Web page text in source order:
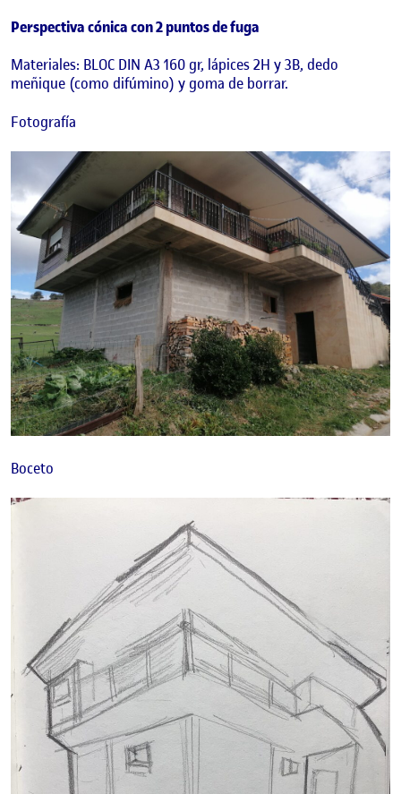
Perspectiva cónica con 2 puntos de fuga
Materiales: BLOC DIN A3 160 gr, lápices 2H y 3B, dedo
meñique (como difúmino) y goma de borrar.
Fotografía
Boceto